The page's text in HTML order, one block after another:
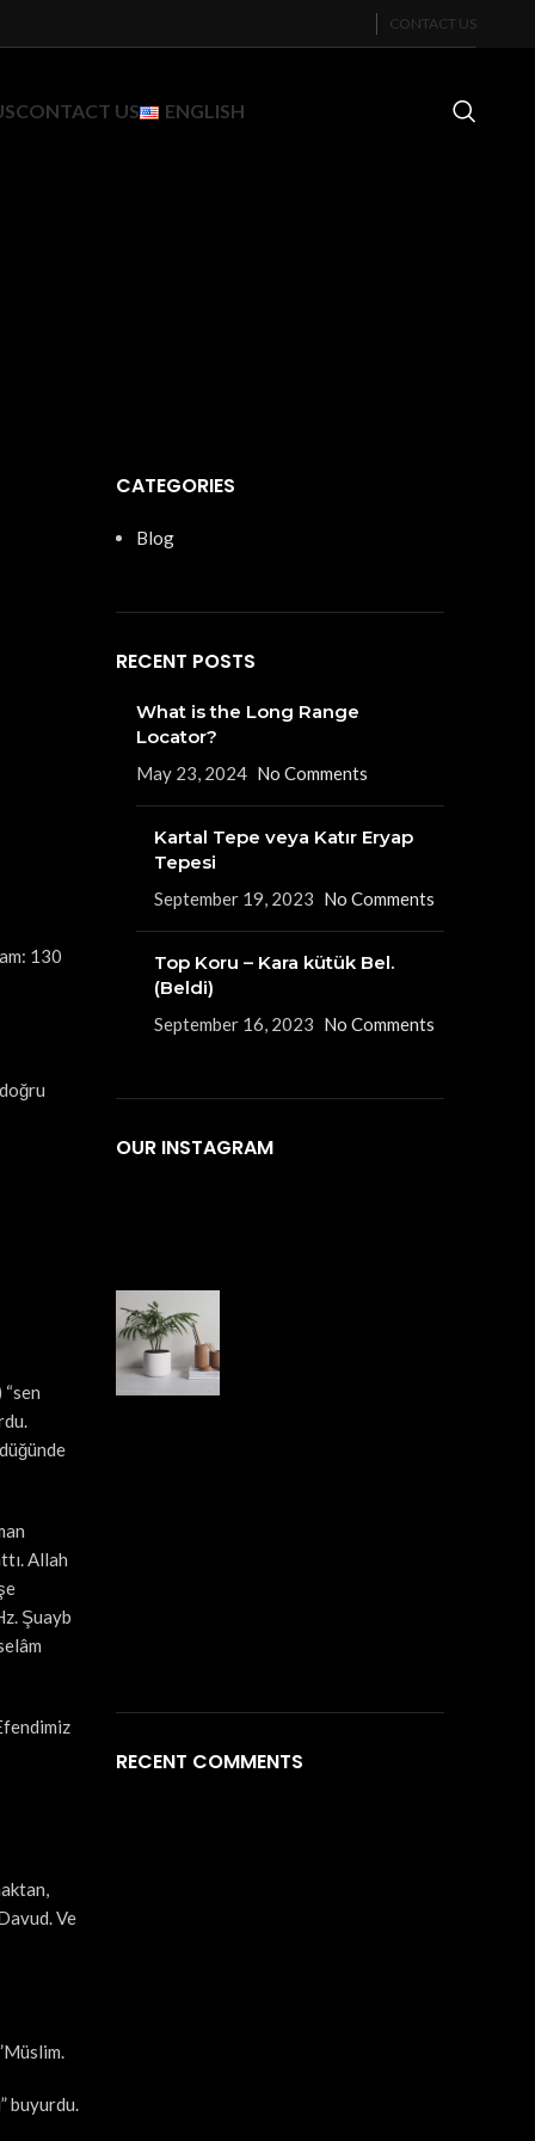
CONTACT US
CONTACT US ENGLISH
130
Allah
Şuayb
Ve
buyurdu.
CATEGORIES
Blog
RECENT POSTS
What is the Long Range
Locator?
May 23, 2024 No Comments
Kartal Tepe veya Katır Eryap
Tepesi
September 19, 2023 No Comments
Top Koru – Kara kütük Bel.
(Beldi)
September 16, 2023 No Comments
OUR INSTAGRAM
RECENT COMMENTS